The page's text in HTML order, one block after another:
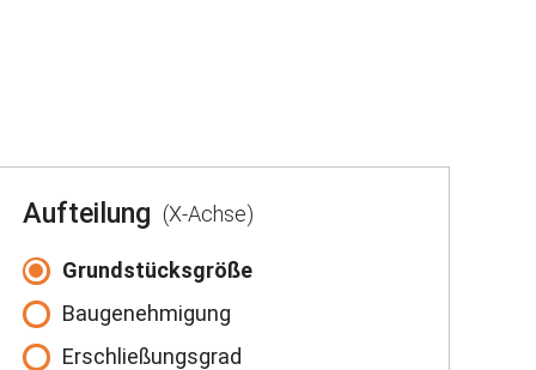
Aufteilung (X-Achse)
Grundstücksgröße
Baugenehmigung
Erschließungsgrad